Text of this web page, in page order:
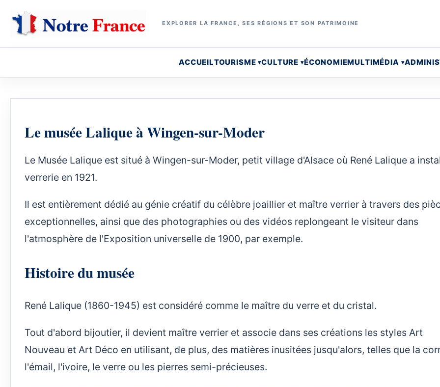
EXPLORER LA FRANCE, SES RÉGIONS ET SON PATRIMOINE
ACCUEILTOURISME CULTURE ÉCONOMIEMULTIMÉDIA
Le musée Lalique à Wingen-sur-Moder
Le Musée Lalique est situé à Wingen-sur-Moder, petit village d'Alsace où René Lalique a
verrerie en 1921.
Il est entièrement dédié au génie créatif du célèbre joaillier et maître verrier à travers des
exceptionnelles, ainsi que des photographies ou des vidéos replongeant le visiteur dans
l'atmosphère de l'Exposition universelle de 1900, par exemple.
Histoire du musée
René Lalique (1860-1945) est considéré comme le maître du verre et du cristal.
Tout d'abord bijoutier, il devient maître verrier et associe dans ses créations les styles Art
Nouveau et Art Déco en utilisant, de plus, des matières inusitées jusqu'alors, telles que la
l'émail, l'ivoire, le verre ou les pierres semi-précieuses.